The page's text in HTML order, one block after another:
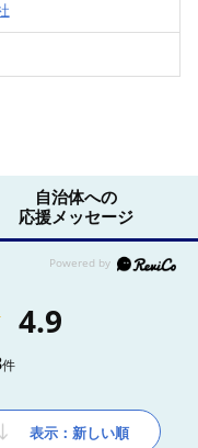
自治体への
応援メッセージ
4.9
件
表示：新しい順